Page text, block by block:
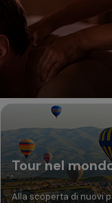
Tour nel
Alla scoperta di nuovi